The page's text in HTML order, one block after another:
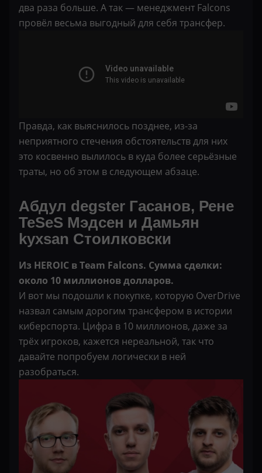
два раза больше. А так — менеджмент Falcons
провёл весьма выгодный для себя трансфер.
Правда, как выяснилось позднее, из-за
неприятного стечения обстоятельств для них
это косвенно вылилось в куда более серьёзные
траты, но об этом в следующем абзаце.
Абдул degster Гасанов, Рене
TeSeS Мэдсен и Дамьян
kyxsan Стоилковски
Из HEROIC в Team Falcons. Сумма сделки:
около 10 миллионов долларов.
И вот мы подошли к покупке, которую OverDrive
назвал самым дорогим трансфером в истории
киберспорта. Цифра в 10 миллионов, даже за
трёх игроков, кажется нереальной, так что
давайте попробуем логически в ней
разобраться.